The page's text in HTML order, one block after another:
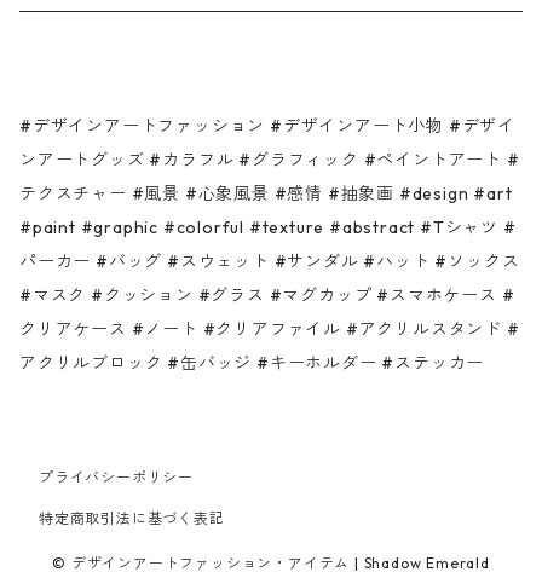
バッグ
ハット
ソックス
マスク
クリアケース
ノート
クリアファイル
アクリルスタンド・ブロック
キーホルダー
ステッカー
ピンク色のゾウさんと赤いリンゴの木
Shadow moon
Bonjour
海 山 木 風
カラフル
好きな人ランキング
#デザインアートファッション #デザインアート小物 #デザイ
ンアートグッズ #カラフル #グラフィック #ペイントアート #
テクスチャー #風景 #心象風景 #感情 #抽象画 #design #art
#paint #graphic #colorful #texture #abstract #Tシャツ #
パーカー #バッグ #スウェット #サンダル #ハット #ソックス
#マスク #クッション #グラス #マグカップ #スマホケース #
クリアケース #ノート #クリアファイル #アクリルスタンド #
アクリルブロック #缶バッジ #キーホルダー #ステッカー
プライバシーポリシー
特定商取引法に基づく表記
© デザインアートファッション・アイテム | Shadow Emerald